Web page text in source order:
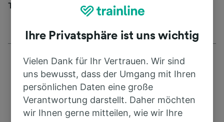
Trainline die passende Verbindung ab Bensersiel.
Adresse
Ihre Privatsphäre ist uns wichtig
Vielen Dank für Ihr Vertrauen. Wir sind
uns bewusst, dass der Umgang mit Ihren
persönlichen Daten eine große
Verantwortung darstellt. Daher möchten
wir Ihnen gerne mitteilen, wie wir Ihre